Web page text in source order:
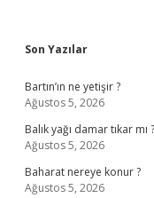
Sidebar
Son Yazılar
Bartın’ın ne yetişir ?
Ağustos 5, 2026
Balık yağı damar tıkar mı ?
Ağustos 5, 2026
Baharat nereye konur ?
Ağustos 5, 2026